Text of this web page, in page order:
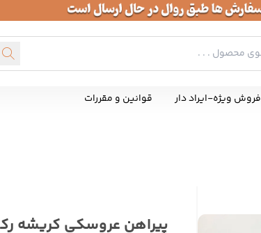
فروش ویژه-ایراد دار قوانین و مقررات
پیراهن عروسکی کریشه